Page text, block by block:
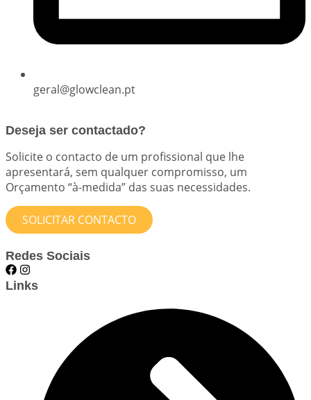
geral@glowclean.pt
Deseja ser contactado?
Solicite o contacto de um profissional que lhe
apresentará, sem qualquer compromisso, um
Orçamento “à-medida” das suas necessidades.
SOLICITAR CONTACTO
Redes Sociais
Links